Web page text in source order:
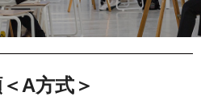
A方式＞